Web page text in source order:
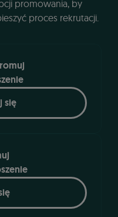
promowania, by
proces rekrutacji.
się